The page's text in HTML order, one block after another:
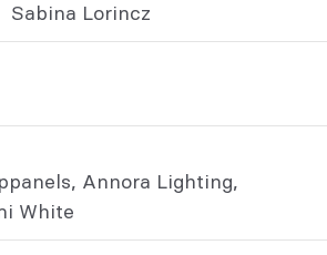
Sabina Lorincz
Annora Lighting,
White